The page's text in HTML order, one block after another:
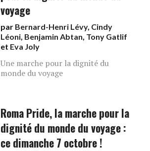
voyage
par Bernard-Henri Lévy, Cindy
Léoni, Benjamin Abtan, Tony Gatlif
et Eva Joly
Une marche pour la dignité du
monde du voyage
Roma Pride, la marche pour la
dignité du monde du voyage :
ce dimanche 7 octobre !